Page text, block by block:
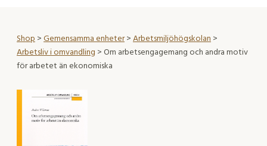
Shop>Gemensamma enheter>Arbetsmiljöhögskolan>
Arbetsliv i omvandling > Om arbetsengagemang och andra motiv
för arbetet än ekonomiska